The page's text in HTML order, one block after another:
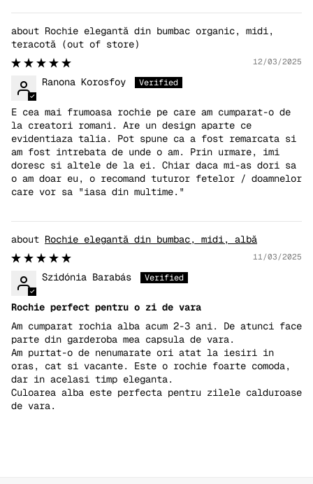
Rochie elegantă din bumbac organic, midi,
teracotă
12/03/2025
Ranona Korosfoy
E cea mai frumoasa rochie pe care am cumparat-o de
la creatori romani. Are un design aparte ce
evidentiaza talia. Pot spune ca a fost remarcata si
am fost intrebata de unde o am. Prin urmare, imi
doresc si altele de la ei. Chiar daca mi-as dori sa
o am doar eu, o recomand tuturor fetelor / doamnelor
care vor sa "iasa din multime."
Rochie elegantă din bumbac, midi, albă
11/03/2025
Szidónia Barabás
Rochie perfect pentru o zi de vara
Am cumparat rochia alba acum 2-3 ani. De atunci face
parte din garderoba mea capsula de vara.
Am purtat-o de nenumarate ori atat la iesiri in
oras, cat si vacante. Este o rochie foarte comoda,
dar in acelasi timp eleganta.
Culoarea alba este perfecta pentru zilele calduroase
de vara.